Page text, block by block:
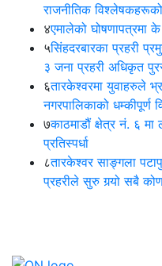
राजनीतिक
४एमालेको घोषणापत्रमा
५सिंहदरबारका प्रहरी
३ जना प्रहरी अधिकृत
६तारकेश्वरमा युवाहरुले
नगरपालिकाको धम्कीपूर्ण
७काठमाडौं क्षेत्र नं. ६
प्रतिस्पर्धा
८तारकेश्वर साङ्गला
प्रहरीले सुरु गर्‍यो सबै